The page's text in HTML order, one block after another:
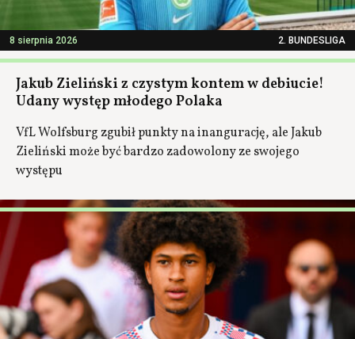
8 sierpnia 2026 2. BUNDESLIGA
Jakub Zieliński z czystym kontem w debiucie!
Udany występ młodego Polaka
VfL Wolfsburg zgubił punkty na inangurację, ale Jakub
Zieliński może być bardzo zadowolony ze swojego
występu